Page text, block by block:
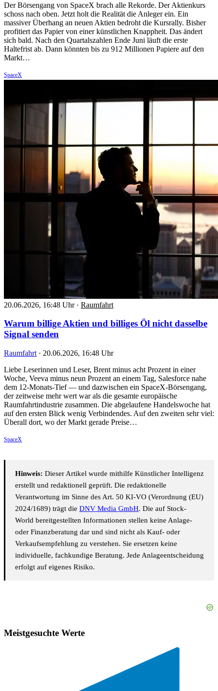
Der Börsengang von SpaceX brach alle Rekorde. Der Aktienkurs
schoss nach oben. Jetzt holt die Realität die Anleger ein. Ein
massiver Überhang an neuen Aktien bedroht die Kursrally. Bisher
profitiert das Papier von einer künstlichen Knappheit. Das ändert
sich bald. Nach den Quartalszahlen Ende Juni läuft die erste
Haltefrist ab. Dann könnten bis zu 912 Millionen Papiere auf den
Markt…
SpaceX
20.06.2026, 16:48 Uhr · Raumfahrt
Warum billige Aktien und billiges Öl nicht dasselbe
Signal senden
Raumfahrt · 20.06.2026, 16:48 Uhr
Liebe Leserinnen und Leser, Brent minus acht Prozent in einer
Woche, Veeva minus neun Prozent an einem Tag, Salesforce nahe
dem 12-Monats-Tief — und dazwischen ein SpaceX-Börsengang,
der zeitweise mehr wert war als die gesamte europäische
Raumfahrtindustrie zusammen. Die abgelaufene Handelswoche hat
auf den ersten Blick wenig Verbindendes. Auf den zweiten sehr viel:
Überall dort, wo der Markt gerade Preise…
SpaceX
Hinweis: Dieser Artikel wurde mithilfe Künstlicher Intelligenz
erstellt und redaktionell geprüft. Die redaktionelle
Verantwortung im Sinne des Art. 50 KI-VO (Verordnung (EU)
2024/1689) trägt die DNV Media GmbH. Die auf Stock-
World bereitgestellten Informationen stellen keine Anlage-
oder Finanzberatung dar und sind nicht als Kauf- oder
Verkaufsempfehlung zu verstehen. Sie ersetzen keine
individuelle, fachkundige Beratung. Jede Anlageentscheidung
erfolgt auf eigenes Risiko.
Meistgesuchte Werte